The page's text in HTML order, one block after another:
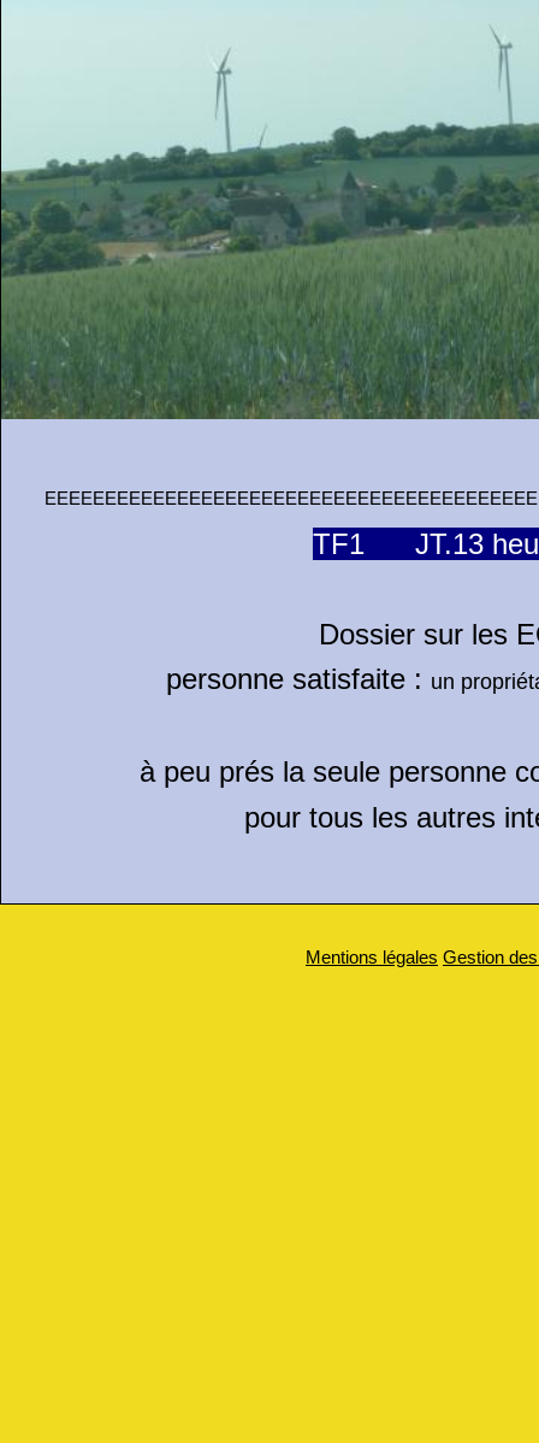
TF1 JT.13
Dossier sur les
personne satisfaite : un
à peu prés la seule personne
pour tous les autres
Mentions légales Gestion